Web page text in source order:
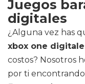
Juegos
digitales
¿Alguna vez has
xbox one
costos? Nosotros
por ti